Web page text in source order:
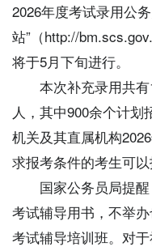
交通文艺广播 延边卫
延边商务 延边好
直播点播
直播
2026年度考试录用公
站”（http://
将于5月下旬进行。
本次补充录用共
人，其中900余个计
机关及其直属机构
求报考条件的考生可以
国家公务员局提
考试辅导用书，不举
考试辅导培训班。对